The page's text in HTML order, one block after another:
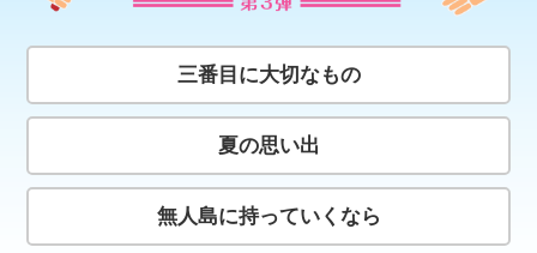
三番目に大切なもの
夏の思い出
無人島に持っていくなら